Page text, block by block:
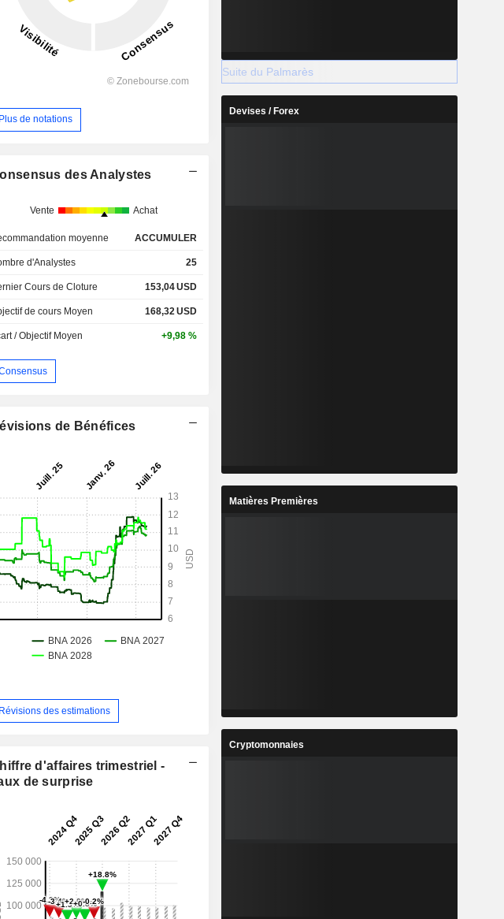
Plus de notations
des Analystes
Vente Achat
moyenne ACCUMULER
d'Analystes 25
Cours de Cloture 153,04USD
de cours Moyen 168,32USD
/ Objectif Moyen +9,98 %
de Bénéfices
Révisions des estimations
d'affaires trimestriel -
de surprise
Suite du Palmarès
Devises / Forex
Matières Premières
Cryptomonnaies